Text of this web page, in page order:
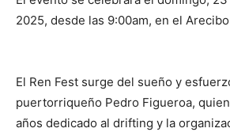
2025, desde las 9:00am, en el
El Ren Fest surge del sueño y
puertorriqueño Pedro Figueroa,
años dedicado al drifting y la